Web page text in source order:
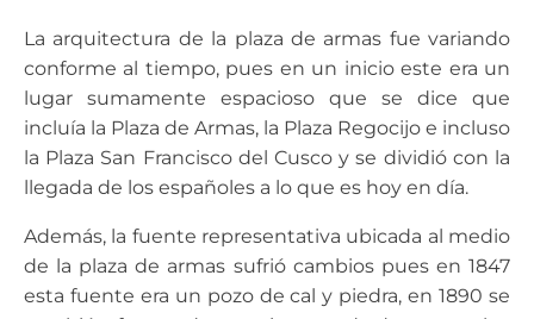
La arquitectura de la plaza de armas fue variando
conforme al tiempo, pues en un inicio este era un
lugar sumamente espacioso que se dice que
incluía la Plaza de Armas, la Plaza Regocijo e incluso
la Plaza San Francisco del Cusco y se dividió con la
llegada de los españoles a lo que es hoy en día.
Además, la fuente representativa ubicada al medio
de la plaza de armas sufrió cambios pues en 1847
esta fuente era un pozo de cal y piedra, en 1890 se